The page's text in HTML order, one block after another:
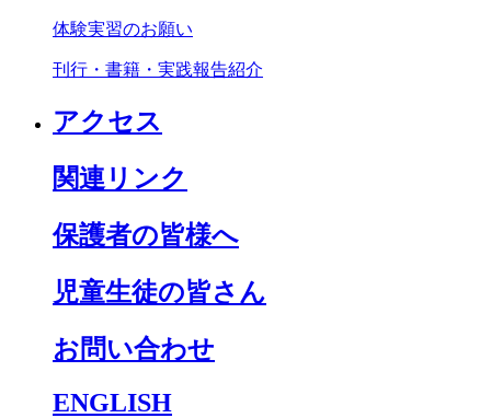
体験実習のお願い
刊行・書籍・実践報告紹介
アクセス
関連リンク
保護者の皆様へ
児童生徒の皆さん
お問い合わせ
ENGLISH